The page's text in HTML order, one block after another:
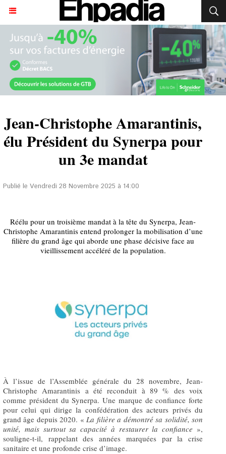
Jean-Christophe Amarantinis,
élu Président du Synerpa pour
un 3e mandat
Publié le Vendredi 28 Novembre 2025 à 14:00
Réélu pour un troisième mandat à la tête du Synerpa, Jean-
Christophe Amarantinis entend prolonger la mobilisation d’une
filière du grand âge qui aborde une phase décisive face au
vieillissement accéléré de la population.
À l’issue de l’Assemblée générale du 28 novembre, Jean-
Christophe Amarantinis a été reconduit à 89 % des voix
comme président du Synerpa. Une marque de confiance forte
pour celui qui dirige la confédération des acteurs privés du
grand âge depuis 2020. « La filière a démontré sa solidité, son
unité, mais surtout sa capacité à restaurer la confiance »,
souligne-t-il, rappelant des années marquées par la crise
sanitaire et une profonde crise d’image.